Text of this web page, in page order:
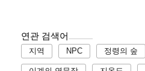
연관 검색어
지역 NPC 정령의 숲